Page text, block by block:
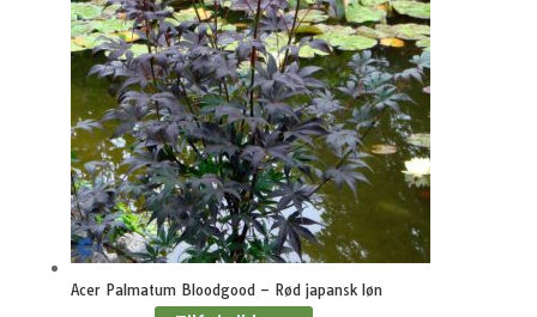
Acer Palmatum Bloodgood – Rød japansk løn